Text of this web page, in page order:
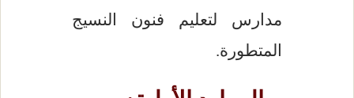
مدارس لتعليم فنون النسيج
المتطورة.